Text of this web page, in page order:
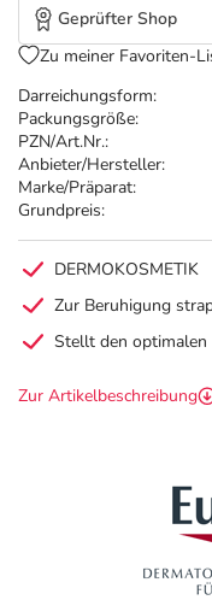
Darreichungsform:
Packungsgröße:
PZN/Art.Nr.:
Anbieter/Hersteller:
Marke/Präparat:
Grundpreis:
Geprüfter Shop
Zu meiner Favoriten-
DERMOKOSMETIK
Zur Beruhigung
Stellt den
Zur Artikelbeschreibung